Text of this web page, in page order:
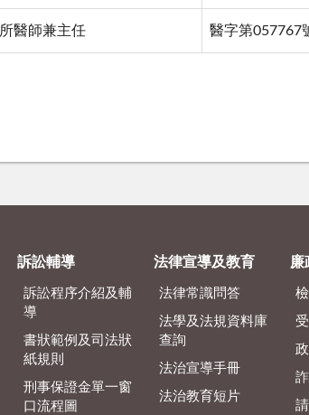
醫師兼主任 醫字第057767
訴訟輔導
訴訟程序介紹及輔
導
書狀範例及司法狀
紙規則
刑事保證金單一窗
口流程圖
法律宣導及教育
法律常識問答
法學及法規資料庫
查詢
法治宣導手冊
法治教育短片
廉